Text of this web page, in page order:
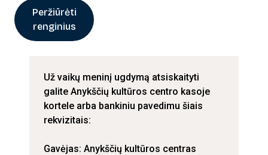
Peržiūrėti
renginius
Už vaikų meninį ugdymą atsiskaityti
galite Anykščių kultūros centro kasoje
kortele arba bankiniu pavedimu šiais
rekvizitais:
Gavėjas: Anykščių kultūros centras